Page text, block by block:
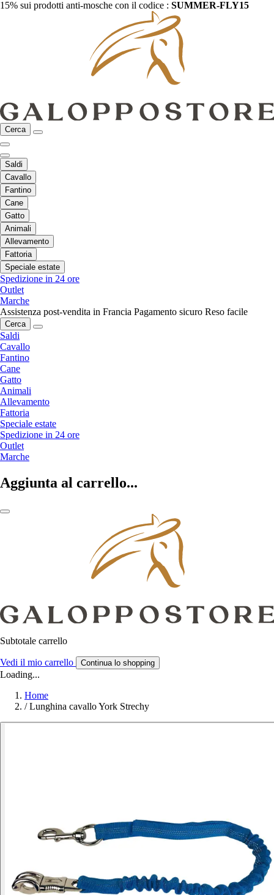
15% sui prodotti anti-mosche con il codice : SUMMER-FLY15
Cerca
Saldi
Cavallo
Fantino
Cane
Gatto
Animali
Allevamento
Fattoria
Speciale estate
Spedizione in 24 ore
Outlet
Marche
Assistenza post-vendita in Francia Pagamento sicuro Reso facile
Cerca
Saldi
Cavallo
Fantino
Cane
Gatto
Animali
Allevamento
Fattoria
Speciale estate
Spedizione in 24 ore
Outlet
Marche
Aggiunta al carrello...
Subtotale carrello
Vedi il mio carrello Continua lo shopping
Loading...
Home
/ Lunghina cavallo York Strechy